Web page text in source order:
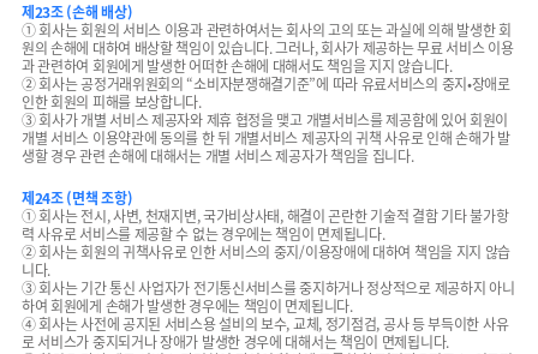
제23조 (손해 배상)
① 회사는 회원의 서비스 이용과 관련하여서는 회사의 고의 또는 과실에 의해 발생한 회
원의 손해에 대하여 배상할 책임이 있습니다. 그러나, 회사가 제공하는 무료 서비스 이용
과 관련하여 회원에게 발생한 어떠한 손해에 대해서도 책임을 지지 않습니다.
② 회사는 공정거래위원회의 “소비자분쟁해결기준”에 따라 유료서비스의 중지•장애로
인한 회원의 피해를 보상합니다.
③ 회사가 개별 서비스 제공자와 제휴 협정을 맺고 개별서비스를 제공함에 있어 회원이
개별 서비스 이용약관에 동의를 한 뒤 개별서비스 제공자의 귀책 사유로 인해 손해가 발
생할 경우 관련 손해에 대해서는 개별 서비스 제공자가 책임을 집니다.
제24조 (면책 조항)
① 회사는 전시, 사변, 천재지변, 국가비상사태, 해결이 곤란한 기술적 결함 기타 불가항
력 사유로 서비스를 제공할 수 없는 경우에는 책임이 면제됩니다.
② 회사는 회원의 귀책사유로 인한 서비스의 중지/이용장애에 대하여 책임을 지지 않습
니다.
③ 회사는 기간 통신 사업자가 전기통신서비스를 중지하거나 정상적으로 제공하지 아니
하여 회원에게 손해가 발생한 경우에는 책임이 면제됩니다.
④ 회사는 사전에 공지된 서비스용 설비의 보수, 교체, 정기점검, 공사 등 부득이한 사유
로 서비스가 중지되거나 장애가 발생한 경우에 대해서는 책임이 면제됩니다.